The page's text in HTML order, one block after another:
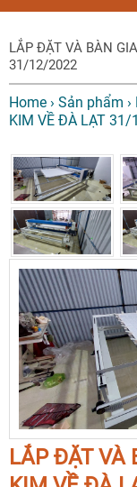
LẮP ĐẶT VÀ BÀN
31/12/2022
Home › Sản phẩm ›
KIM VỀ ĐÀ LẠT
LẮP ĐẶT VÀ